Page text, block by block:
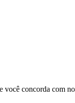
concorda com